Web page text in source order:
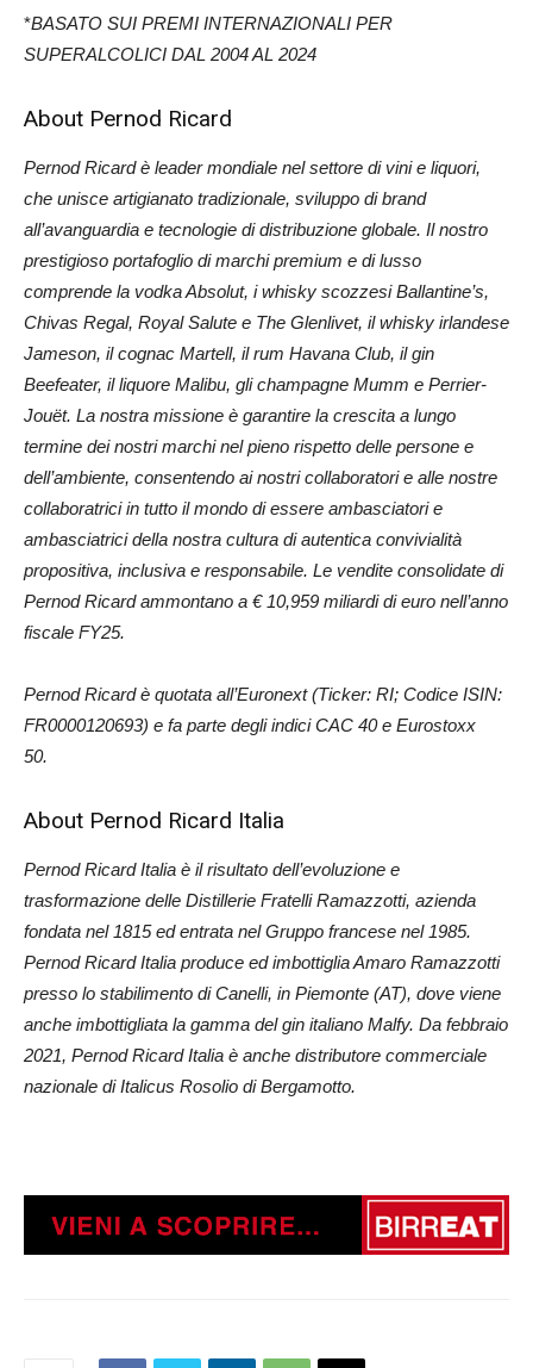
*BASATO SUI PREMI INTERNAZIONALI PER
SUPERALCOLICI DAL 2004 AL 2024
About Pernod Ricard
Pernod Ricard è leader mondiale nel settore di vini e liquori,
che unisce artigianato tradizionale, sviluppo di brand
all’avanguardia e tecnologie di distribuzione globale. Il nostro
prestigioso portafoglio di marchi premium e di lusso
comprende la vodka Absolut, i whisky scozzesi Ballantine’s,
Chivas Regal, Royal Salute e The Glenlivet, il whisky irlandese
Jameson, il cognac Martell, il rum Havana Club, il gin
Beefeater, il liquore Malibu, gli champagne Mumm e Perrier-
Jouët. La nostra missione è garantire la crescita a lungo
termine dei nostri marchi nel pieno rispetto delle persone e
dell’ambiente, consentendo ai nostri collaboratori e alle nostre
collaboratrici in tutto il mondo di essere ambasciatori e
ambasciatrici della nostra cultura di autentica convivialità
propositiva, inclusiva e responsabile. Le vendite consolidate di
Pernod Ricard ammontano a € 10,959 miliardi di euro nell’anno
fiscale FY25.
Pernod Ricard è quotata all’Euronext (Ticker: RI; Codice ISIN:
FR0000120693) e fa parte degli indici CAC 40 e Eurostoxx
50.
About Pernod Ricard Italia
Pernod Ricard Italia è il risultato dell’evoluzione e
trasformazione delle Distillerie Fratelli Ramazzotti, azienda
fondata nel 1815 ed entrata nel Gruppo francese nel 1985.
Pernod Ricard Italia produce ed imbottiglia Amaro Ramazzotti
presso lo stabilimento di Canelli, in Piemonte (AT), dove viene
anche imbottigliata la gamma del gin italiano Malfy. Da febbraio
2021, Pernod Ricard Italia è anche distributore commerciale
nazionale di Italicus Rosolio di Bergamotto.